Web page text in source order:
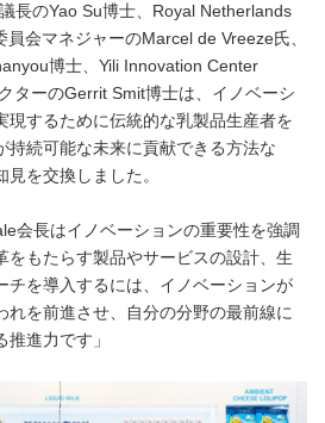
長のYao Su博士、Royal Netherlands
会マネジャーのMarcel de Vreeze氏、
博士、Yili Innovation Center
ターのGerrit Smit博士は、イノベーシ
現するために伝統的な乳製品生産者を
持続可能な未来に貢献できる方法な
を交換しました。
会長はイノベーションの重要性を強調
をもたらす製品やサービスの設計、生
チを導入するには、イノベーションが
れを前進させ、自分の分野の最前線に
進力です」